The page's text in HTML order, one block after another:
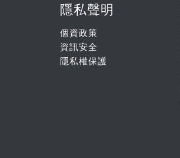
隱私聲明
個資政策
資訊安全
隱私權保護